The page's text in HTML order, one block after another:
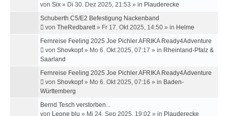
von Six » Di 30. Dez 2025, 21:53 » in Plauderecke
Schuberth C5/E2 Befestigung Nackenband
von TheRedbarett» Fr 17. Okt 2025, 14:50 » in Helme
Fernreise Feeling 2025 Joe Pichler AFRIKA Ready4Adventure
von Shovkopf» Mo 6. Okt 2025, 07:17 » in Rheinland-Pfalz &
Saarland
Fernreise Feeling 2025 Joe Pichler AFRIKA Ready4Adventure
von Shovkopf» Mo 6. Okt 2025, 07:16 » in Baden-
Württemberg
Bernd Tesch verstorben...
von Leone blu » Mi 24. Sep 2025, 19:02 » in Plauderecke